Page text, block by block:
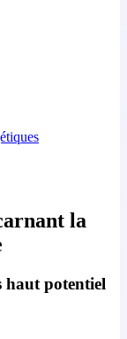
la
haut potentiel